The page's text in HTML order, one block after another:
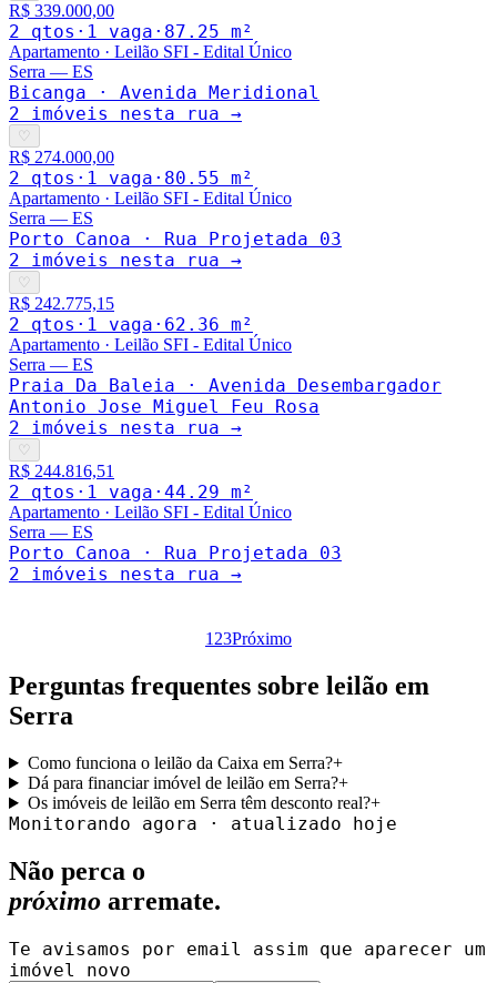
R$ 339.000,00
2 qtos · 1 vaga · 87.25 m²
Apartamento · Leilão SFI - Edital Único
Serra — ES
Bicanga · Avenida Meridional
2 imóveis nesta rua →
♡
R$ 274.000,00
2 qtos · 1 vaga · 80.55 m²
Apartamento · Leilão SFI - Edital Único
Serra — ES
Porto Canoa · Rua Projetada 03
2 imóveis nesta rua →
♡
R$ 242.775,15
2 qtos · 1 vaga · 62.36 m²
Apartamento · Leilão SFI - Edital Único
Serra — ES
Praia Da Baleia · Avenida Desembargador
Antonio Jose Miguel Feu Rosa
2 imóveis nesta rua →
♡
R$ 244.816,51
2 qtos · 1 vaga · 44.29 m²
Apartamento · Leilão SFI - Edital Único
Serra — ES
Porto Canoa · Rua Projetada 03
2 imóveis nesta rua →
1 23Próximo
Perguntas frequentes sobre leilão em
Serra
Como funciona o leilão da Caixa em Serra?+
Dá para financiar imóvel de leilão em Serra?+
Os imóveis de leilão em Serra têm desconto real?+
Monitorando agora · atualizado hoje
Não perca o
próximo arremate.
Te avisamos por email assim que aparecer um
imóvel novo